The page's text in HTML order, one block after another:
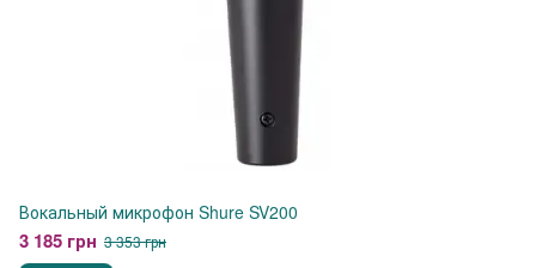
Вокальный микрофон Shure SV200
3 185 грн 3 353 грн